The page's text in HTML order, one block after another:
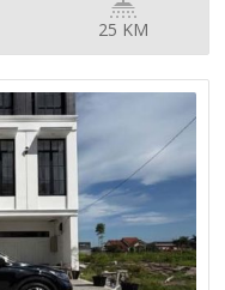
25 KM